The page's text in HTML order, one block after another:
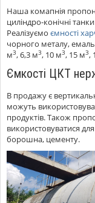
Наша комапнія
циліндро-конічні
Реалізуємо ємності
чорного металу,
м3, 6,3 м3, 10 м3, 15 м3,
Ємкості ЦКТ
В продажу є
можуть
продуктів. Також
використовуватися
борошна, цементу.